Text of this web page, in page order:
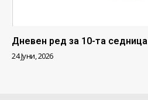
Дневен ред за 10-та седница
24 Јуни, 2026